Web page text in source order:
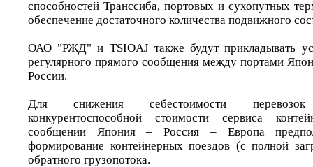
способностей Транссиба, портовых и сухопутных
обеспечение достаточного количества подвижного
ОАО "РЖД" и TSIOAJ также будут прикладывать
регулярного прямого сообщения между портами
России.
Для снижения себестоимости
конкурентоспособной стоимости сервиса
сообщении Япония – Россия – Европа
формирование контейнерных поездов (с полной
обратного грузопотока.